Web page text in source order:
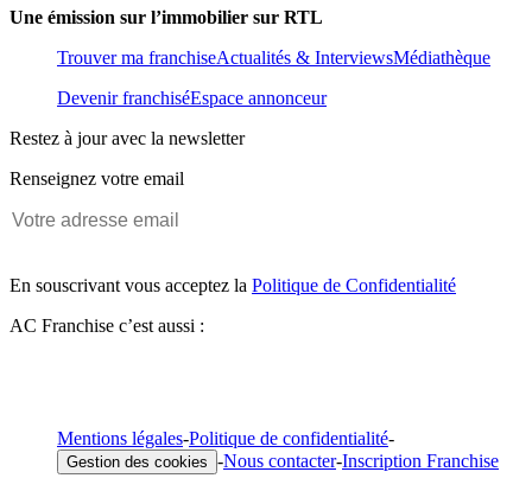
Une émission sur l’immobilier sur RTL
Trouver ma franchiseActualités & InterviewsMédiathèque
Devenir franchiséEspace annonceur
Restez à jour avec la newsletter
Renseignez votre email
En souscrivant vous acceptez la Politique de Confidentialité
AC Franchise c’est aussi :
Mentions légales-Politique de confidentialité-
Gestion des cookies -Nous contacter-Inscription Franchise